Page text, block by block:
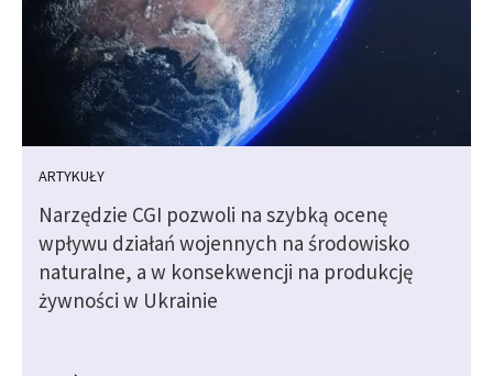
ARTYKUŁY
Narzędzie CGI pozwoli na szybką ocenę
wpływu działań wojennych na środowisko
naturalne, a w konsekwencji na produkcję
żywności w Ukrainie